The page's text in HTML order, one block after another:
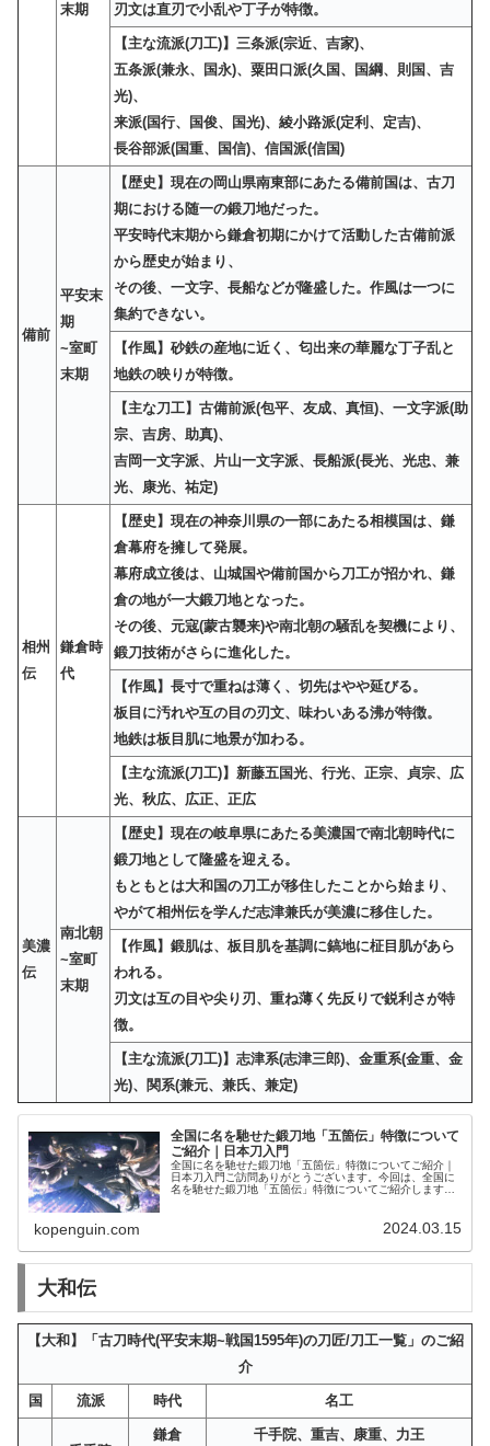
末期
刃文は直刃で小乱や丁子が特徴。
【主な流派(刀工)】三条派(宗近、吉家)、
五条派(兼永、国永)、粟田口派(久国、国綱、則国、吉
光)、
来派(国行、国俊、国光)、綾小路派(定利、定吉)、
長谷部派(国重、国信)、信国派(信国)
備前
平安末
期
~室町
末期
【歴史】現在の岡山県南東部にあたる備前国は、古刀
期における随一の鍛刀地だった。
平安時代末期から鎌倉初期にかけて活動した古備前派
から歴史が始まり、
その後、一文字、長船などが隆盛した。作風は一つに
集約できない。
【作風】砂鉄の産地に近く、匂出来の華麗な丁子乱と
地鉄の映りが特徴。
【主な刀工】古備前派(包平、友成、真恒)、一文字派(助
宗、吉房、助真)、
吉岡一文字派、片山一文字派、長船派(長光、光忠、兼
光、康光、祐定)
相州
伝
鎌倉時
代
【歴史】現在の神奈川県の一部にあたる相模国は、鎌
倉幕府を擁して発展。
幕府成立後は、山城国や備前国から刀工が招かれ、鎌
倉の地が一大鍛刀地となった。
その後、元寇(蒙古襲来)や南北朝の騒乱を契機により、
鍛刀技術がさらに進化した。
【作風】長寸で重ねは薄く、切先はやや延びる。
板目に汚れや互の目の刃文、味わいある沸が特徴。
地鉄は板目肌に地景が加わる。
【主な流派(刀工)】新藤五国光、行光、正宗、貞宗、広
光、秋広、広正、正広
美濃
伝
南北朝
~室町
末期
【歴史】現在の岐阜県にあたる美濃国で南北朝時代に
鍛刀地として隆盛を迎える。
もともとは大和国の刀工が移住したことから始まり、
やがて相州伝を学んだ志津兼氏が美濃に移住した。
【作風】鍛肌は、板目肌を基調に鎬地に柾目肌があら
われる。
刃文は互の目や尖り刃、重ね薄く先反りで鋭利さが特
徴。
【主な流派(刀工)】志津系(志津三郎)、金重系(金重、金
光)、関系(兼元、兼氏、兼定)
全国に名を馳せた鍛刀地「五箇伝」特徴について
ご紹介｜日本刀入門
全国に名を馳せた鍛刀地「五箇伝」特徴についてご紹介｜
日本刀入門ご訪問ありがとうございます。今回は、全国に
名を馳せた鍛刀地「五箇伝」特徴についてご紹介します。
kopenguin.com 2024.03.15
大和伝
【大和】「古刀時代(平安末期~戦国1595年)の刀匠/刀工一覧」のご紹
介
国 流派 時代 名工
鎌倉 千手院、重吉、康重、力王